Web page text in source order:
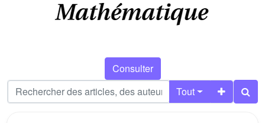
Consulter
Tout